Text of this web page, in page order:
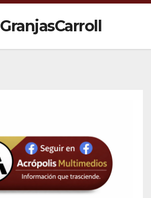
GranjasCarroll